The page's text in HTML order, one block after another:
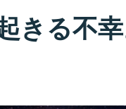
きる不